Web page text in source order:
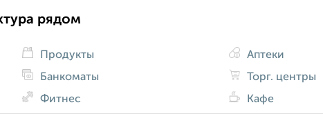
рядом
Продукты
Банкоматы
Фитнес
Аптеки
Торг. центры
Кафе